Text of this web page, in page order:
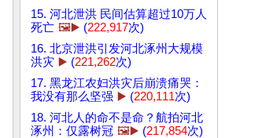
15. 河北泄洪 民间估算超过10万人
死亡 🖼️▶️ (222,917次)
16. 北京泄洪引发河北涿州大规模
洪灾 ▶️ (221,262次)
17. 黑龙江农妇洪灾后崩溃痛哭：
我没有那么坚强 ▶️ (220,111次)
18. 河北人的命不是命？航拍河北
涿州：仅露树冠 🖼️▶️ (217,854次)